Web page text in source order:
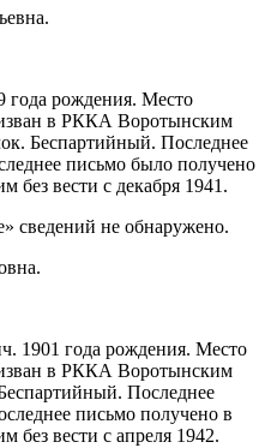
года рождения. Место
в РККА Воротынским
Беспартийный. Последнее
письмо было получено
без вести с декабря 1941.
сведений не обнаружено.
1901 года рождения. Место
в РККА Воротынским
Последнее
письмо получено в
без вести с апреля 1942.